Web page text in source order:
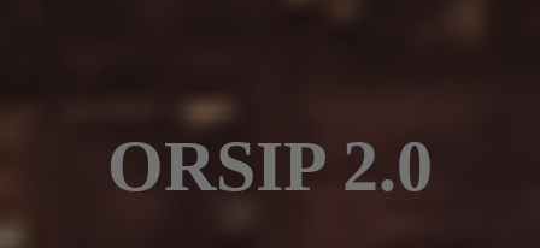
ORSIP 2.0